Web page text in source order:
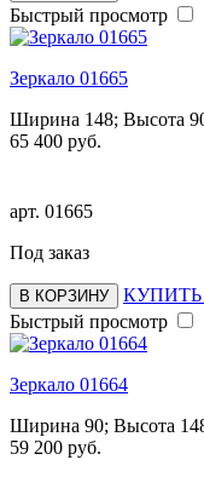
Быстрый просмотр
Зеркало 01665
Ширина 148; Высота
65 400 руб.
арт. 01665
Под заказ
В КОРЗИНУ
КУПИТЬ
Быстрый просмотр
Зеркало 01664
Ширина 90; Высота
59 200 руб.